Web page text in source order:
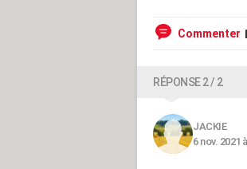
Commenter
RÉPONSE 2 / 2
JACKIE
6 nov. 2021